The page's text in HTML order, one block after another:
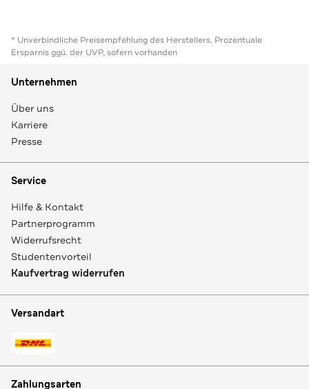
* Unverbindliche Preisempfehlung des Herstellers. Prozentuale
Ersparnis ggü. der UVP, sofern vorhanden
Unternehmen
Über uns
Karriere
Presse
Service
Hilfe & Kontakt
Partnerprogramm
Widerrufsrecht
Studentenvorteil
Kaufvertrag widerrufen
Versandart
Zahlungsarten